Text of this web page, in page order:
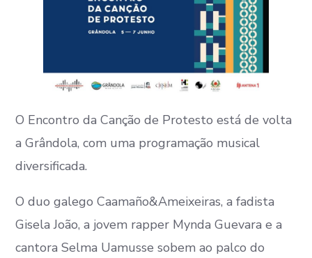
O Encontro da Canção de Protesto está de volta
a Grândola, com uma programação musical
diversificada.
O duo galego Caamaño&Ameixeiras, a fadista
Gisela João, a jovem rapper Mynda Guevara e a
cantora Selma Uamusse sobem ao palco do